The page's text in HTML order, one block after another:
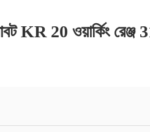
KR 20 ওয়ার্কিং